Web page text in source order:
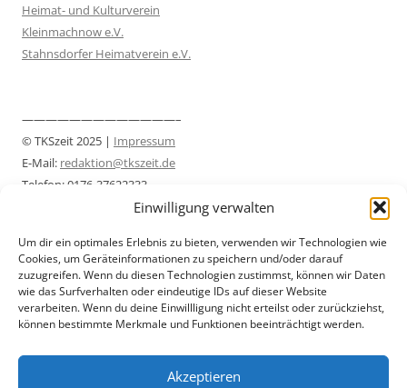
Einwilligung verwalten
Um dir ein optimales Erlebnis zu bieten, verwenden wir Technologien wie
Cookies, um Geräteinformationen zu speichern und/oder darauf
zuzugreifen. Wenn du diesen Technologien zustimmst, können wir Daten
wie das Surfverhalten oder eindeutige IDs auf dieser Website
verarbeiten. Wenn du deine Einwillligung nicht erteilst oder zurückziehst,
können bestimmte Merkmale und Funktionen beeinträchtigt werden.
Akzeptieren
Heimat- und Kulturverein
Kleinmachnow e.V.
Stahnsdorfer Heimatverein e.V.
—————————————–
© TKSzeit 2025 | Impressum
E-Mail: redaktion@tkszeit.de
Telefon: 0176-37622333
Datenschutzerklärung